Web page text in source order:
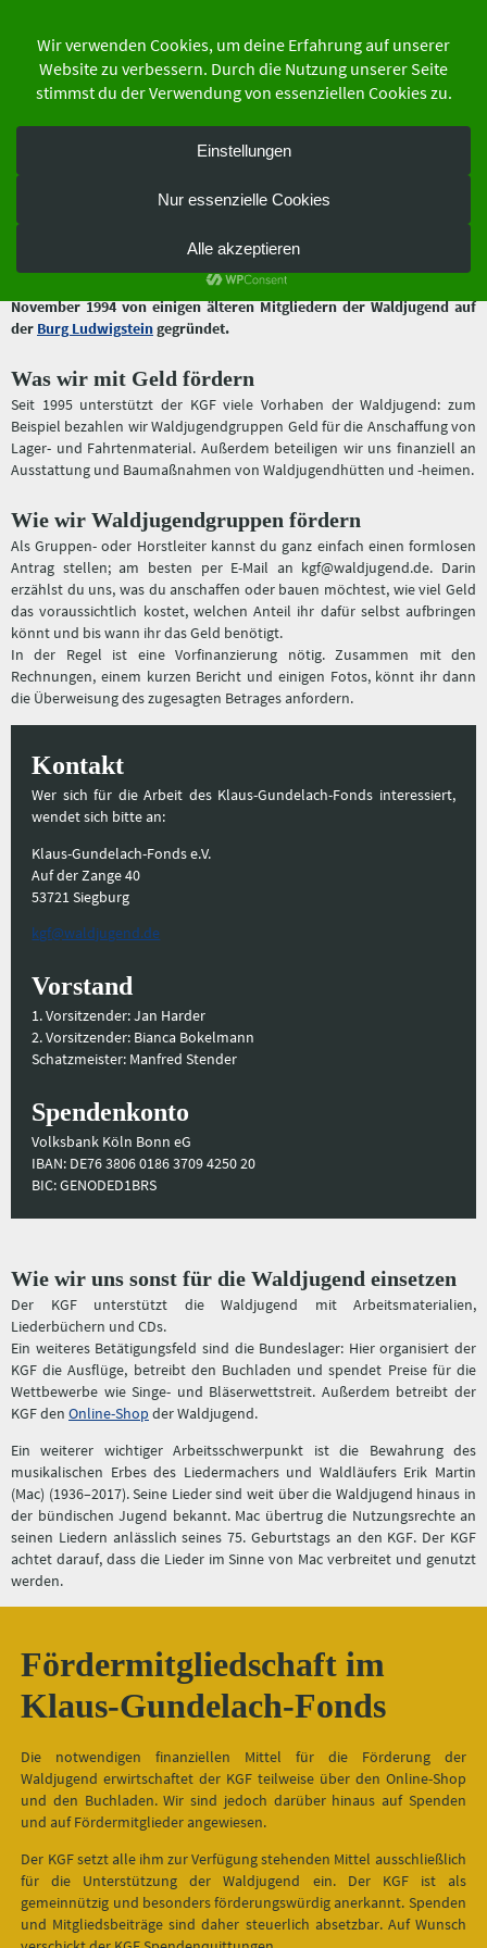
springen
der Schutzgemeinschaft Deutscher Wald
Bundesverband e.V.
Klaus-Gundelach-Fonds
Der Klaus-Gundelach-Fonds (KGF) ist der Förderverein der Deutschen
Waldjugend. Er ist nach dem Naturschützer und Gründer der
Klaus Gundelach
November 1994 von einigen älteren Mitgliedern der Waldjugend auf
der Burg Ludwigsteingegründet.
Was wir mit Geld fördern
Seit 1995 unterstützt der KGF viele Vorhaben der Waldjugend: zum
Beispiel bezahlen wir Waldjugendgruppen Geld für die Anschaffung von
Lager- und Fahrtenmaterial. Außerdem beteiligen wir uns finanziell an
Ausstattung und Baumaßnahmen von Waldjugendhütten und -heimen.
Wie wir Waldjugendgruppen fördern
Als Gruppen- oder Horstleiter kannst du ganz einfach einen formlosen
Antrag stellen; am besten per E-Mail an kgf@waldjugend.de. Darin
erzählst du uns, was du anschaffen oder bauen möchtest, wie viel Geld
das voraussichtlich kostet, welchen Anteil ihr dafür selbst aufbringen
könnt und bis wann ihr das Geld benötigt.
In der Regel ist eine Vorfinanzierung nötig. Zusammen mit den
Rechnungen, einem kurzen Bericht und einigen Fotos, könnt ihr dann
die Überweisung des zugesagten Betrages anfordern.
Kontakt
Wer sich für die Arbeit des Klaus-Gundelach-Fonds interessiert,
wendet sich bitte an:
Klaus-Gundelach-Fonds e.V.
Auf der Zange 40
53721 Siegburg
kgf@waldjugend.de
Vorstand
1. Vorsitzender: Jan Harder
2. Vorsitzender: Bianca Bokelmann
Schatzmeister: Manfred Stender
Spendenkonto
Volksbank Köln Bonn eG
IBAN: DE76 3806 0186 3709 4250 20
BIC: GENODED1BRS
Wie wir uns sonst für die Waldjugend einsetzen
Der KGF unterstützt die Waldjugend mit Arbeitsmaterialien,
Liederbüchern und CDs.
Ein weiteres Betätigungsfeld sind die Bundeslager: Hier organisiert der
KGF die Ausflüge, betreibt den Buchladen und spendet Preise für die
Wettbewerbe wie Singe- und Bläserwettstreit. Außerdem betreibt der
KGF den Online-Shop der Waldjugend.
Ein weiterer wichtiger Arbeitsschwerpunkt ist die Bewahrung des
musikalischen Erbes des Liedermachers und Waldläufers Erik Martin
(Mac) (1936–2017). Seine Lieder sind weit über die Waldjugend hinaus in
der bündischen Jugend bekannt. Mac übertrug die Nutzungsrechte an
seinen Liedern anlässlich seines 75. Geburtstags an den KGF. Der KGF
achtet darauf, dass die Lieder im Sinne von Mac verbreitet und genutzt
werden.
Fördermitgliedschaft im
Klaus-Gundelach-Fonds
Die notwendigen finanziellen Mittel für die Förderung der
Waldjugend erwirtschaftet der KGF teilweise über den Online-Shop
und den Buchladen. Wir sind jedoch darüber hinaus auf Spenden
und auf Fördermitglieder angewiesen.
Der KGF setzt alle ihm zur Verfügung stehenden Mittel ausschließlich
für die Unterstützung der Waldjugend ein. Der KGF ist als
gemeinnützig und besonders förderungswürdig anerkannt. Spenden
und Mitgliedsbeiträge sind daher steuerlich absetzbar. Auf Wunsch